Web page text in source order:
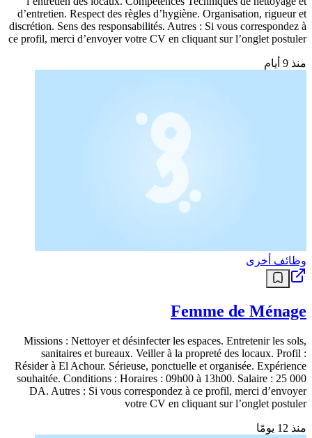
d’entretien. Respect des règles d’hygiène. Organisation, rigueur et
discrétion. Sens des responsabilités. Autres : Si vous correspondez à
ce profil, merci d’envoyer votre CV en cliquant sur l’onglet postuler
منذ 9 أيام
وظائف أخرى
Femme de Ménage
Missions : Nettoyer et désinfecter les espaces. Entretenir les sols,
sanitaires et bureaux. Veiller à la propreté des locaux. Profil :
Résider à El Achour. Sérieuse, ponctuelle et organisée. Expérience
souhaitée. Conditions : Horaires : 09h00 à 13h00. Salaire : 25 000
DA. Autres : Si vous correspondez à ce profil, merci d’envoyer
votre CV en cliquant sur l’onglet postuler
منذ 12 يومًا